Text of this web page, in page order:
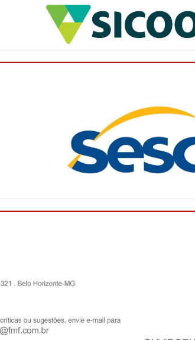
arbitragem para o Campeonato Mineiro
Sicoob 2026 - Módulo II
O Campeonato Mineiro Sicoob 2026 - Módulo II
(FMF) deu início, nesta quarta-feira (27/05), a
FMF convoca clubes para o Conselho
Técnico do Campeonato Mineiro Sicoob
A Federação Mineira de Futebol anuncia a
convocação dos clubes abaixo relacionados
reunião presencial do Conselho Técnico do